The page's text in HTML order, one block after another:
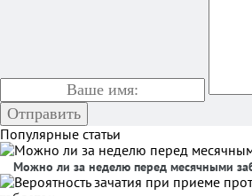
Популярные статьи
Можно ли за неделю перед месячными